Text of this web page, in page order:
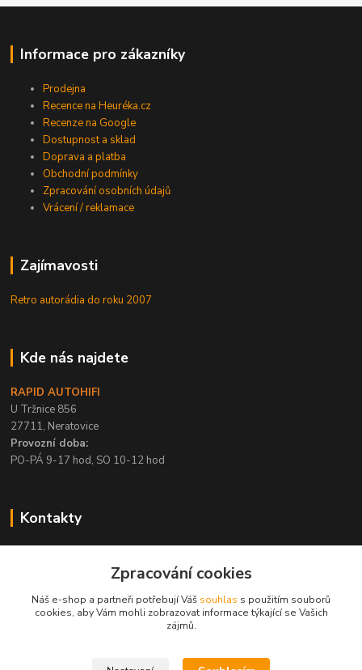
Informace pro zákazníky
Prodejna
Recence na Heuréka.cz
Recenze na Google
Dostupnost a sklad
Doprava a platba
Obchodní podmínky
Zpracování osobních údajů
Vrácení / reklamace
Zajímavosti
Retro autorádia do roku 2007
Kde nás najdete
RAPID AUTOHIFI
U Tržnice 856
27711, Neratovice
Provozní doba:
PO-PÁ 9-17 hod, SO 10-12 hod
Kontakty
PO-PÁ / 9-17 hod, SO 10-12 hod
info@rapid-autohifi.com
Zpracování cookies
Náš e-shop a partneři potřebují Váš souhlas s použitím souborů
cookies, aby Vám mohli zobrazovat informace týkající se Vašich
zájmů.